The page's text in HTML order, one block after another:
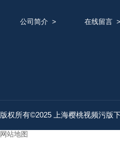
公司简介 > 在线留言>
版权所有©2025 上海樱桃视频污版
网站地图